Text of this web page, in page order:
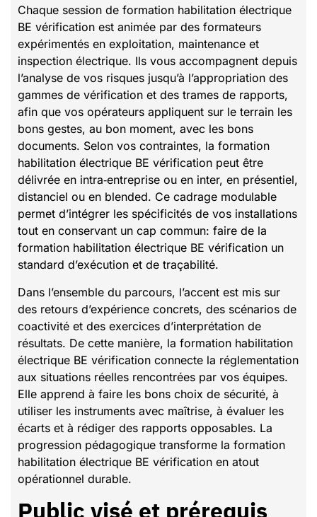
Chaque session de formation habilitation électrique
BE vérification est animée par des formateurs
expérimentés en exploitation, maintenance et
inspection électrique. Ils vous accompagnent depuis
l’analyse de vos risques jusqu’à l’appropriation des
gammes de vérification et des trames de rapports,
afin que vos opérateurs appliquent sur le terrain les
bons gestes, au bon moment, avec les bons
documents. Selon vos contraintes, la formation
habilitation électrique BE vérification peut être
délivrée en intra‑entreprise ou en inter, en présentiel,
distanciel ou en blended. Ce cadrage modulable
permet d’intégrer les spécificités de vos installations
tout en conservant un cap commun: faire de la
formation habilitation électrique BE vérification un
standard d’exécution et de traçabilité.
Dans l’ensemble du parcours, l’accent est mis sur
des retours d’expérience concrets, des scénarios de
coactivité et des exercices d’interprétation de
résultats. De cette manière, la formation habilitation
électrique BE vérification connecte la réglementation
aux situations réelles rencontrées par vos équipes.
Elle apprend à faire les bons choix de sécurité, à
utiliser les instruments avec maîtrise, à évaluer les
écarts et à rédiger des rapports opposables. La
progression pédagogique transforme la formation
habilitation électrique BE vérification en atout
opérationnel durable.
Public visé et prérequis